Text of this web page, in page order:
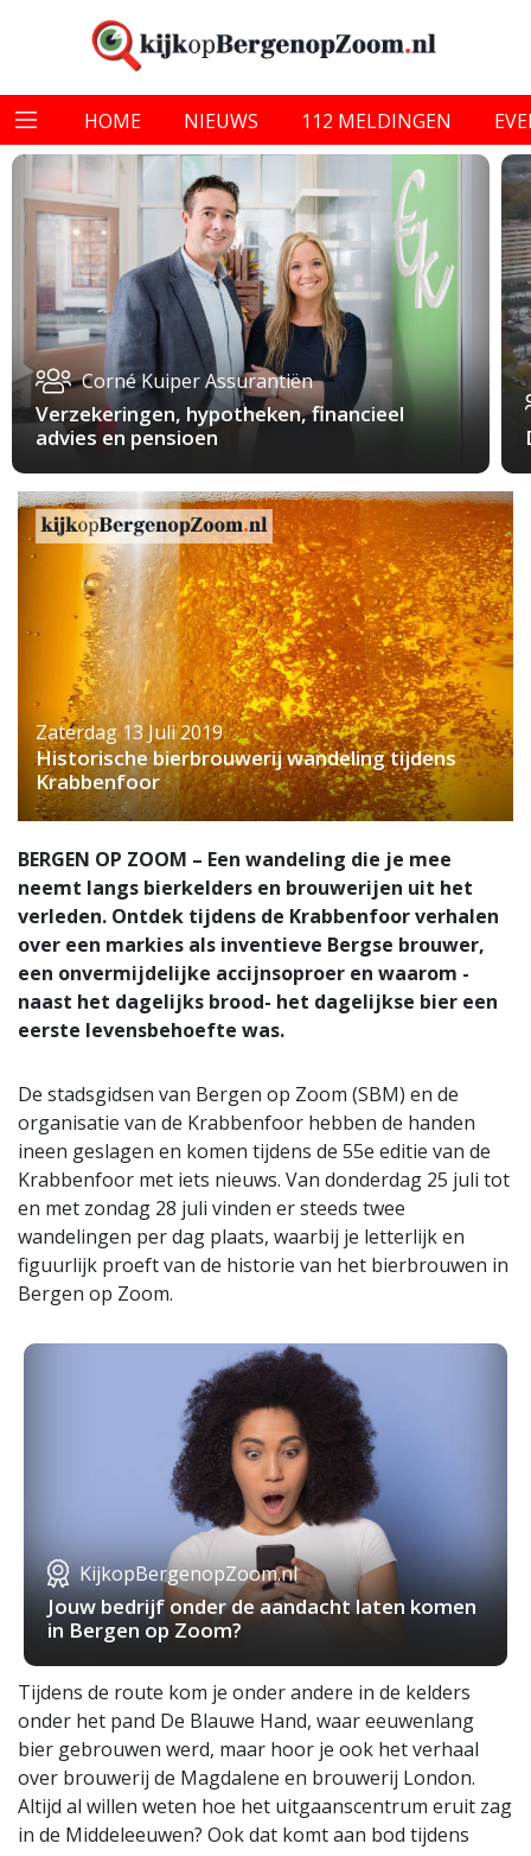
HOME NIEUWS 112 MELDINGEN
Corné Kuiper Assurantiën
Verzekeringen, hypotheken, financieel
advies en pensioen
Zaterdag 13 Juli 2019
Historische bierbrouwerij wandeling tijdens
Krabbenfoor
BERGEN OP ZOOM – Een wandeling die je mee
neemt langs bierkelders en brouwerijen uit het
verleden. Ontdek tijdens de Krabbenfoor verhalen
over een markies als inventieve Bergse brouwer,
een onvermijdelijke accijnsoproer en waarom -
naast het dagelijks brood- het dagelijkse bier een
eerste levensbehoefte was.
De stadsgidsen van Bergen op Zoom (SBM) en de
organisatie van de Krabbenfoor hebben de handen
ineen geslagen en komen tijdens de 55e editie van de
Krabbenfoor met iets nieuws. Van donderdag 25 juli tot
en met zondag 28 juli vinden er steeds twee
wandelingen per dag plaats, waarbij je letterlijk en
figuurlijk proeft van de historie van het bierbrouwen in
Bergen op Zoom.
KijkopBergenopZoom.nl
Jouw bedrijf onder de aandacht laten komen
in Bergen op Zoom?
Tijdens de route kom je onder andere in de kelders
onder het pand De Blauwe Hand, waar eeuwenlang
bier gebrouwen werd, maar hoor je ook het verhaal
over brouwerij de Magdalene en brouwerij London.
Altijd al willen weten hoe het uitgaanscentrum eruit zag
in de Middeleeuwen? Ook dat komt aan bod tijdens